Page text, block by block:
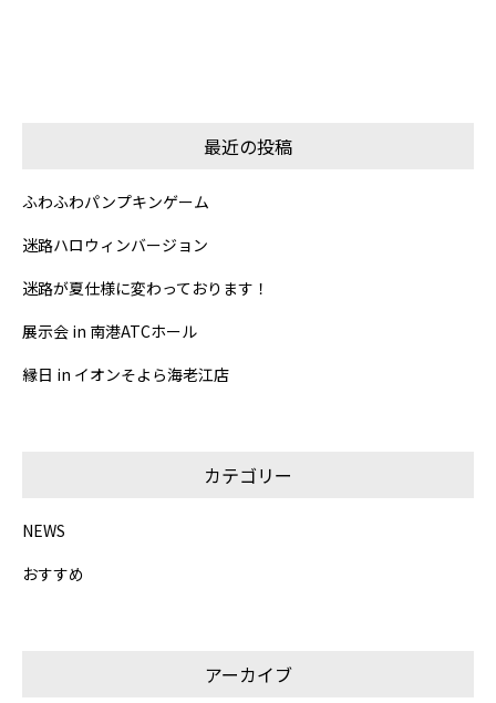
最近の投稿
ふわふわパンプキンゲーム
迷路ハロウィンバージョン
迷路が夏仕様に変わっております！
展示会 in 南港ATCホール
縁日 in イオンそよら海老江店
カテゴリー
NEWS
おすすめ
アーカイブ